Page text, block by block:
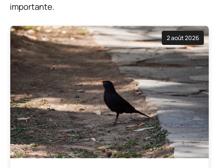
importante.
2 août 2026